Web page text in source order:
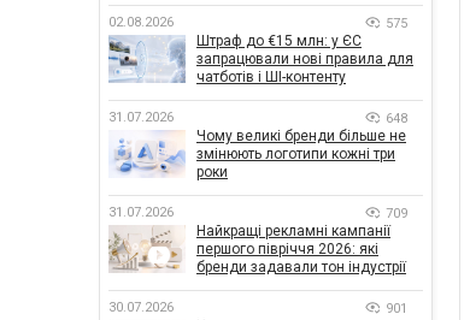
02.08.2026 575
Штраф до €15 млн: у ЄС
запрацювали нові правила для
чатботів і ШІ-контенту
31.07.2026 648
Чому великі бренди більше не
змінюють логотипи кожні три
роки
31.07.2026 709
Найкращі рекламні кампанії
першого півріччя 2026: які
бренди задавали тон індустрії
30.07.2026 901